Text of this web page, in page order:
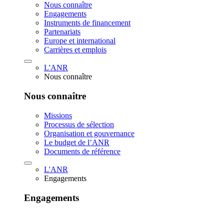
Nous connaître
Engagements
Instruments de financement
Partenariats
Europe et international
Carrières et emplois
L'ANR
Nous connaître
Nous connaître
Missions
Processus de sélection
Organisation et gouvernance
Le budget de l’ANR
Documents de référence
L'ANR
Engagements
Engagements